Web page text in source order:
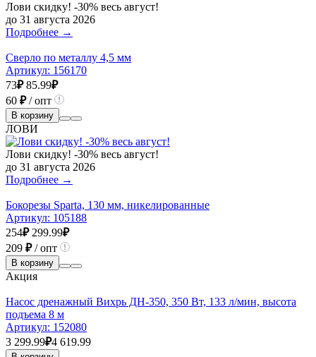
Лови скидку! -30% весь август!
до 31 августа 2026
Подробнее →
Сверло по металлу 4,5 мм
Артикул: 156170
73₽ 85.99₽
60 ₽/ опт
В корзину
ЛОВИ
Лови скидку! -30% весь август!
до 31 августа 2026
Подробнее →
Бокорезы Sparta, 130 мм, никелированные
Артикул: 105188
254₽ 299.99₽
209 ₽/ опт
В корзину
Акция
Насос дренажный Вихрь ДН-350, 350 Вт, 133 л/мин, высота
подъема 8 м
Артикул: 152080
3 299.99₽4 619.99